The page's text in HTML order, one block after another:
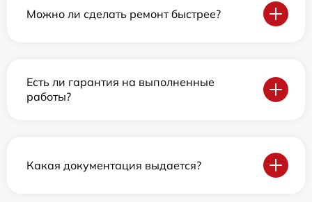
Можно ли сделать ремонт быстрее?
Есть ли гарантия на выполненные
работы?
Какая документация выдается?